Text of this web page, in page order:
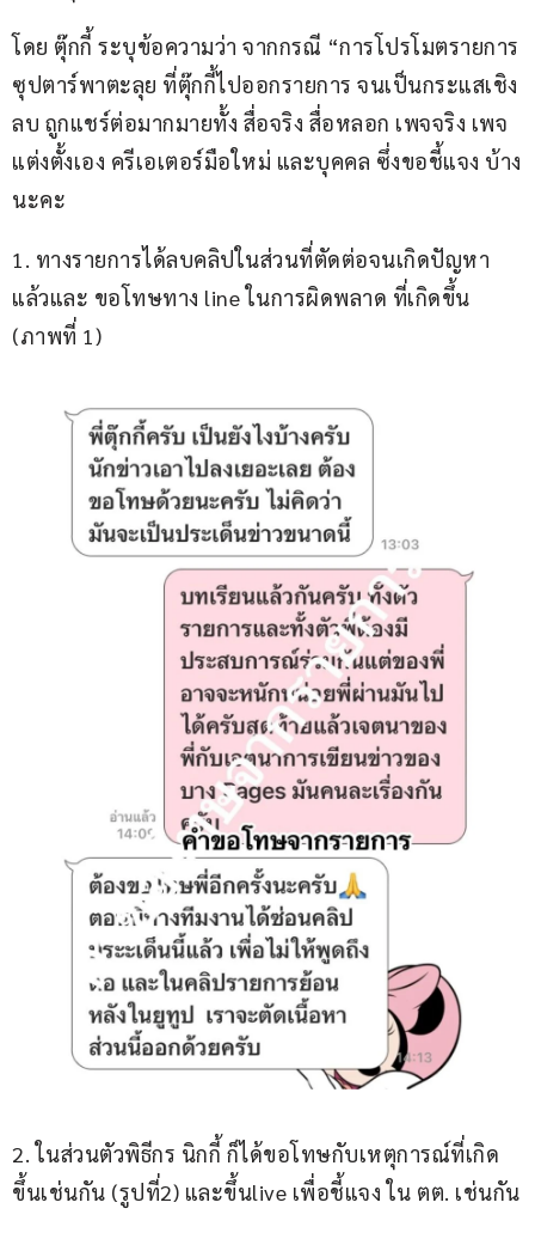
โดย ตุ๊กกี้ ระบุข้อความว่า จากกรณี “การโปรโมตรายการ
ซุปตาร์พาตะลุย ที่ตุ๊กกี้ไปออกรายการ จนเป็นกระแสเชิง
ลบ ถูกแชร์ต่อมากมายทั้ง สื่อจริง สื่อหลอก เพจจริง เพจ
แต่งตั้งเอง ครีเอเตอร์มือใหม่ และบุคคล ซึ่งขอชี้แจง บ้าง
นะคะ
1. ทางรายการได้ลบคลิปในส่วนที่ตัดต่อจนเกิดปัญหา
แล้วและ ขอโทษทาง line ในการผิดพลาด ที่เกิดขึ้น
(ภาพที่ 1)
2. ในส่วนตัวพิธีกร นิกกี้ ก็ได้ขอโทษกับเหตุการณ์ที่เกิด
ขึ้นเช่นกัน (รูปที่2) และขึ้นlive เพื่อชี้แจง ใน ตต. เช่นกัน